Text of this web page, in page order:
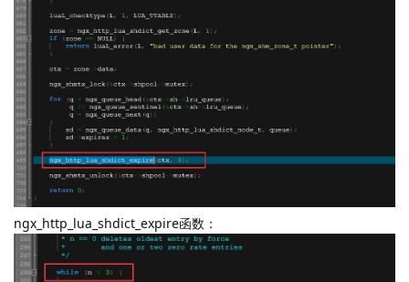
ngx_http_lua_shdict_expire函数：